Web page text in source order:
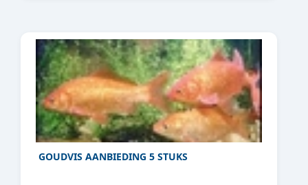
GOUDVIS AANBIEDING 5 STUKS